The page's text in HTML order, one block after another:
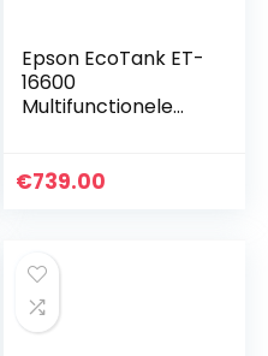
Epson EcoTank ET-
16600
Multifunctionele
faxen, A3-formaat,
€739.00